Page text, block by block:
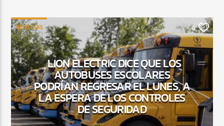
NOTICIAS 0
LION ELECTRIC DICE QUE LOS
AUTOBUSES ESCOLARES
PODRÍAN REGRESAR EL LUNES, A
LA ESPERA DE LOS CONTROLES
DE SEGURIDAD